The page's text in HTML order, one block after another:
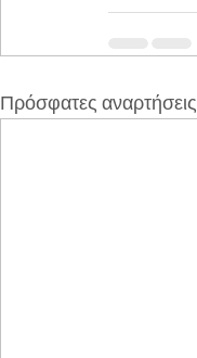
Πρόσφατες αναρτήσεις